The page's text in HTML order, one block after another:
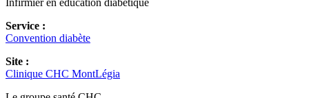
Infirmier en éducation diabétique
Service :
Convention diabète
Site :
Clinique CHC MontLégia